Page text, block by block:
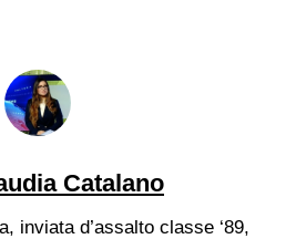
Catalano
inviata d’assalto classe ‘89,